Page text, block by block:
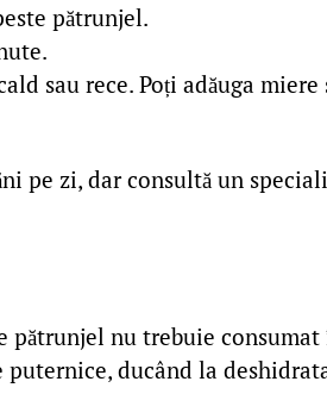
pătrunjel.
sau rece. Poți adăuga
pe zi, dar consultă un
pătrunjel nu trebuie consumat
ducând la